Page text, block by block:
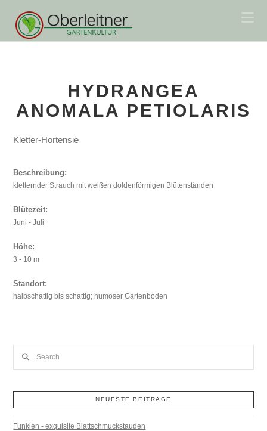
HYDRANGEA
ANOMALA PETIOLARIS
Kletter-Hortensie
Beschreibung:
kletternder Strauch mit weißen doldenförmigen Blütenständen
Blütezeit:
Juni - Juli
Höhe:
3 - 10 m
Standort:
halbschattig bis schattig; humoser Gartenboden
NEUESTE BEITRÄGE
Funkien - exquisite Blattschmuckstauden